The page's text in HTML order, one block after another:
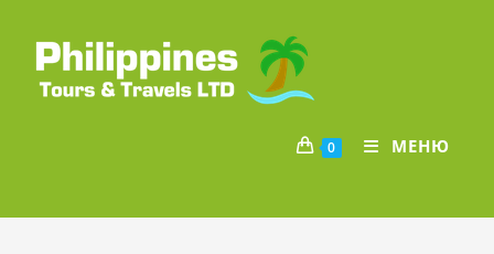
содержимому
0 МЕНЮ